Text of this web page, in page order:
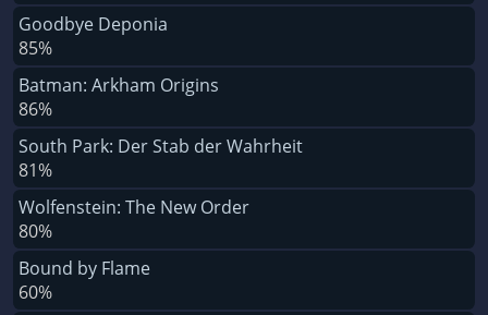
Goodbye Deponia
85%
Batman: Arkham Origins
86%
South Park: Der Stab der Wahrheit
81%
Wolfenstein: The New Order
80%
Bound by Flame
60%